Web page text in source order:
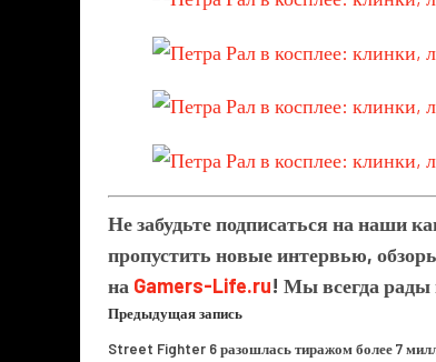
Не забудьте подписаться на наши
пропустить новые интервью,
на Gamers-Life.ru! Мы всегда рады
Предыдущая запись
Street Fighter 6 разошлась тиражом более 7